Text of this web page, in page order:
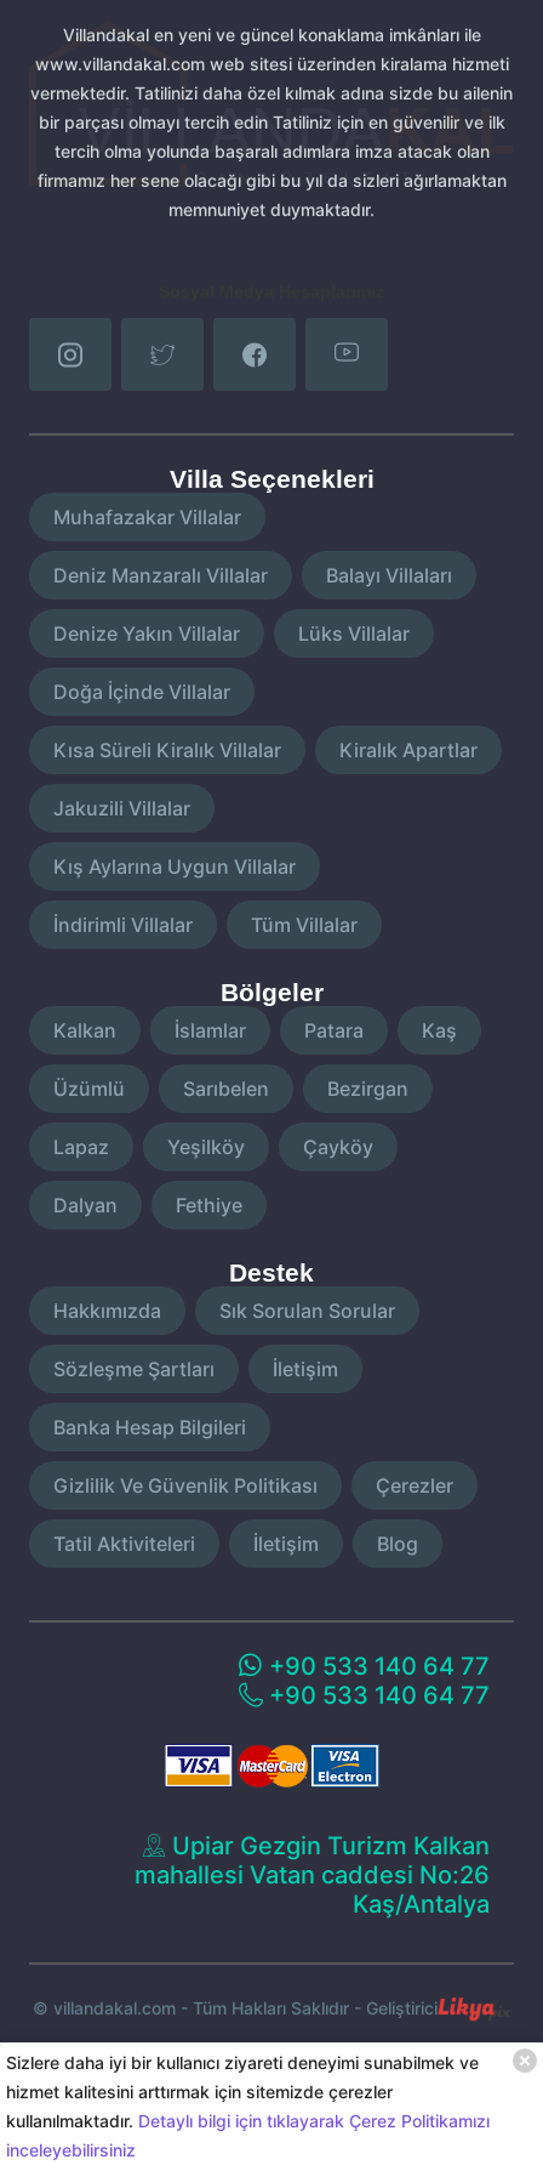
5.000 TL başlayan Rezervasyon Yap
Villandakal en yeni ve güncel konaklama imkânları ile
www.villandakal.com web sitesi üzerinden kiralama hizmeti
vermektedir. Tatilinizi daha özel kılmak adına sizde bu ailenin
bir parçası olmayı tercih edin Tatiliniz için en güvenilir ve ilk
tercih olma yolunda başaralı adımlara imza atacak olan
firmamız her sene olacağı gibi bu yıl da sizleri ağırlamaktan
memnuniyet duymaktadır.
Villa Seçenekleri
Muhafazakar Villalar
Deniz Manzaralı Villalar Balayı Villaları
Denize Yakın Villalar Lüks Villalar
Doğa İçinde Villalar
Kısa Süreli Kiralık Villalar Kiralık Apartlar
Jakuzili Villalar
Kış Aylarına Uygun Villalar
İndirimli Villalar Tüm Villalar
Bölgeler
Kalkan İslamlar Patara Kaş
Üzümlü Sarıbelen Bezirgan
Lapaz Yeşilköy Çayköy
Dalyan Fethiye
Destek
Hakkımızda Sık Sorulan Sorular
Sözleşme Şartları İletişim
Banka Hesap Bilgileri
Gizlilik Ve Güvenlik Politikası Çerezler
Tatil Aktiviteleri İletişim Blog
+90 533 140 64 77
+90 533 140 64 77
Upiar Gezgin Turizm Kalkan
mahallesi Vatan caddesi No:26
Kaş/Antalya
© villandakal.com - Tüm Hakları Saklıdır - Geliştirici
Sizlere daha iyi bir kullanıcı ziyareti deneyimi sunabilmek ve
hizmet kalitesini arttırmak için sitemizde çerezler
kullanılmaktadır. Detaylı bilgi için tıklayarak Çerez Politikamızı
inceleyebilirsiniz
Anasayfa Sana özel